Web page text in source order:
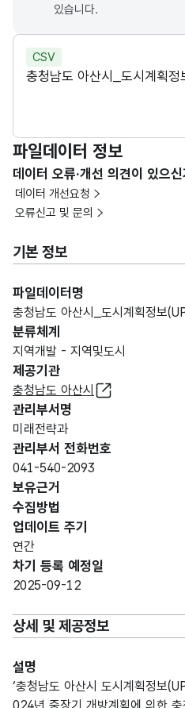
있습니다.
CSV
충청남도 아산시_도시계획
파일데이터 정보
데이터 오류·개선 의견이 있으
데이터 개선요청
오류신고 및 문의
기본 정보
파일데이터명
충청남도 아산시_도시계획정보
분류체계
지역개발 - 지역및도시
제공기관
충청남도 아산시
관리부서명
미래전략과
관리부서 전화번호
041-540-2093
보유근거
수집방법
업데이트 주기
연간
차기 등록 예정일
2025-09-12
상세 및 제공정보
설명
‘충청남도 아산시 도시계획정보